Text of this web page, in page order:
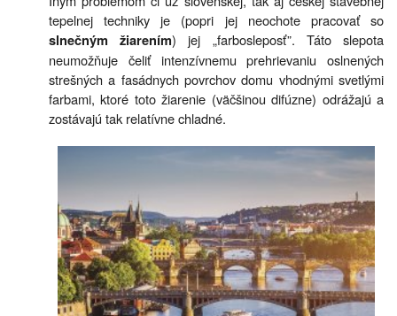
tepelnej techniky je (popri jej neochote pracovať so
slnečným žiarením) jej „farbosleposť”. Táto slepota
neumožňuje čeliť intenzívnemu prehrievaniu oslnených
strešných a fasádnych povrchov domu vhodnými svetlými
farbami, ktoré toto žiarenie (väčšinou difúzne) odrážajú a
zostávajú tak relatívne chladné.